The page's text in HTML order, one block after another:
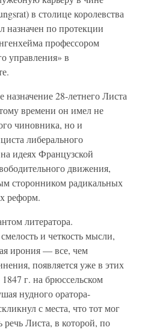
в столице королевства
назначен по протекции
профессором
управления» в
назначение 28-летнего Листа
времени он имел не
чиновника, но и
либерального
идеях Французской
движения,
сторонником радикальных
реформ.
литератора.
и четкость мысли,
ирония — все, чем
появляется уже в этих
г. на брюссельском
нудного оратора-
с места, что тот мог
Листа, в которой, по